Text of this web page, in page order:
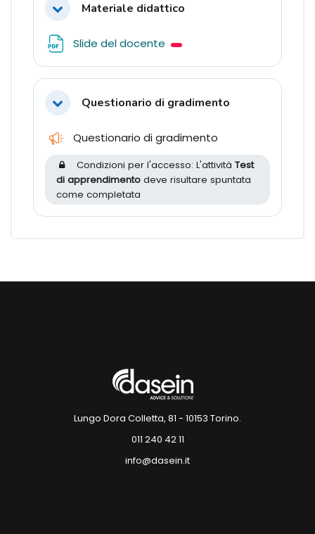
MinimizzaMateriale didattico
Slide del docente File
MinimizzaQuestionario di gradimento
Questionario di gradimento
Condizioni per l'accesso: L'attività Test
di apprendimento deve risultare spuntata
come completata
Blocchi
Lungo Dora Colletta, 81 - 10153 Torino.
011 240 42 11
info@dasein.it